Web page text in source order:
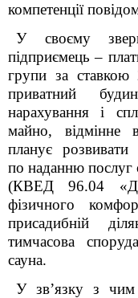
компетенції
У своєму
підприємець –
групи за ставкою
приватний
нарахування і
майно, відмінне
планує розвивати
по наданню послуг
(КВЕД 96.04
фізичного
присадибній
тимчасова
сауна.
У зв’язку з чим